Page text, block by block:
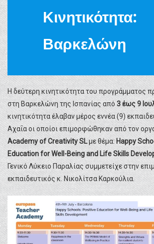
Κινητικότητα:
Βαρκελώνη
Η δεύτερη κινητικότητα του προγράμματος
στη Βαρκελώνη της Ισπανίας από3 έως 9
κινητικότητα έλαβαν μέρος εννέα (9)
Αχαΐα οι οποίοι επιμορφώθηκαν από τον
Academy of Creativity SLμε θέμα:Happy
Education for Well-Being and Life Skills
Γενικό Λύκειο Παραλίας συμμετείχε στην
εκπαιδευτικός κ. Νικολίτσα Καρκούλια.